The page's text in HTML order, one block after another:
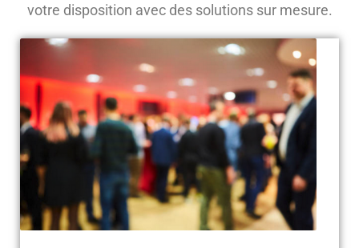
votre disposition avec des solutions sur mesure.